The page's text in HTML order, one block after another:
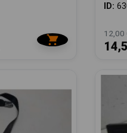
ID:
12,00